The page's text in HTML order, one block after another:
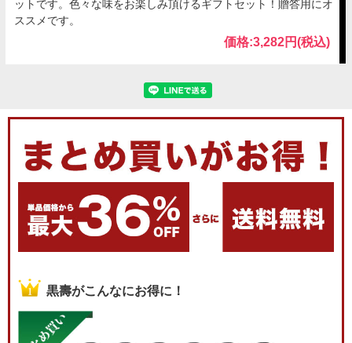
ットです。色々な味をお楽しみ頂けるギフトセット！贈答用にオ
ススメです。
価格:3,282円(税込)
黒壽がこんなにお得に！